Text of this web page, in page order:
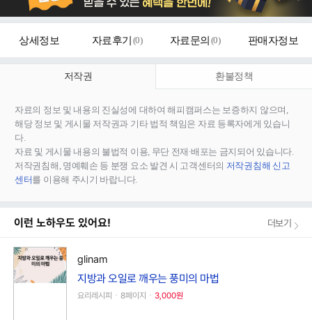
상세정보 자료후기 (0) 자료문의 (0) 판매자정보
저작권 환불정책
자료의 정보 및 내용의 진실성에 대하여 해피캠퍼스는 보증하지 않으며,
해당 정보 및 게시물 저작권과 기타 법적 책임은 자료 등록자에게 있습니
다.
자료 및 게시물 내용의 불법적 이용, 무단 전재∙배포는 금지되어 있습니다.
저작권침해, 명예훼손 등 분쟁 요소 발견 시 고객센터의 저작권침해 신고
센터를 이용해 주시기 바랍니다.
이런 노하우도 있어요! 더보기
glinam
지방과 오일로 깨우는 풍미의 마법
요리레시피ㆍ8페이지ㆍ 3,000원